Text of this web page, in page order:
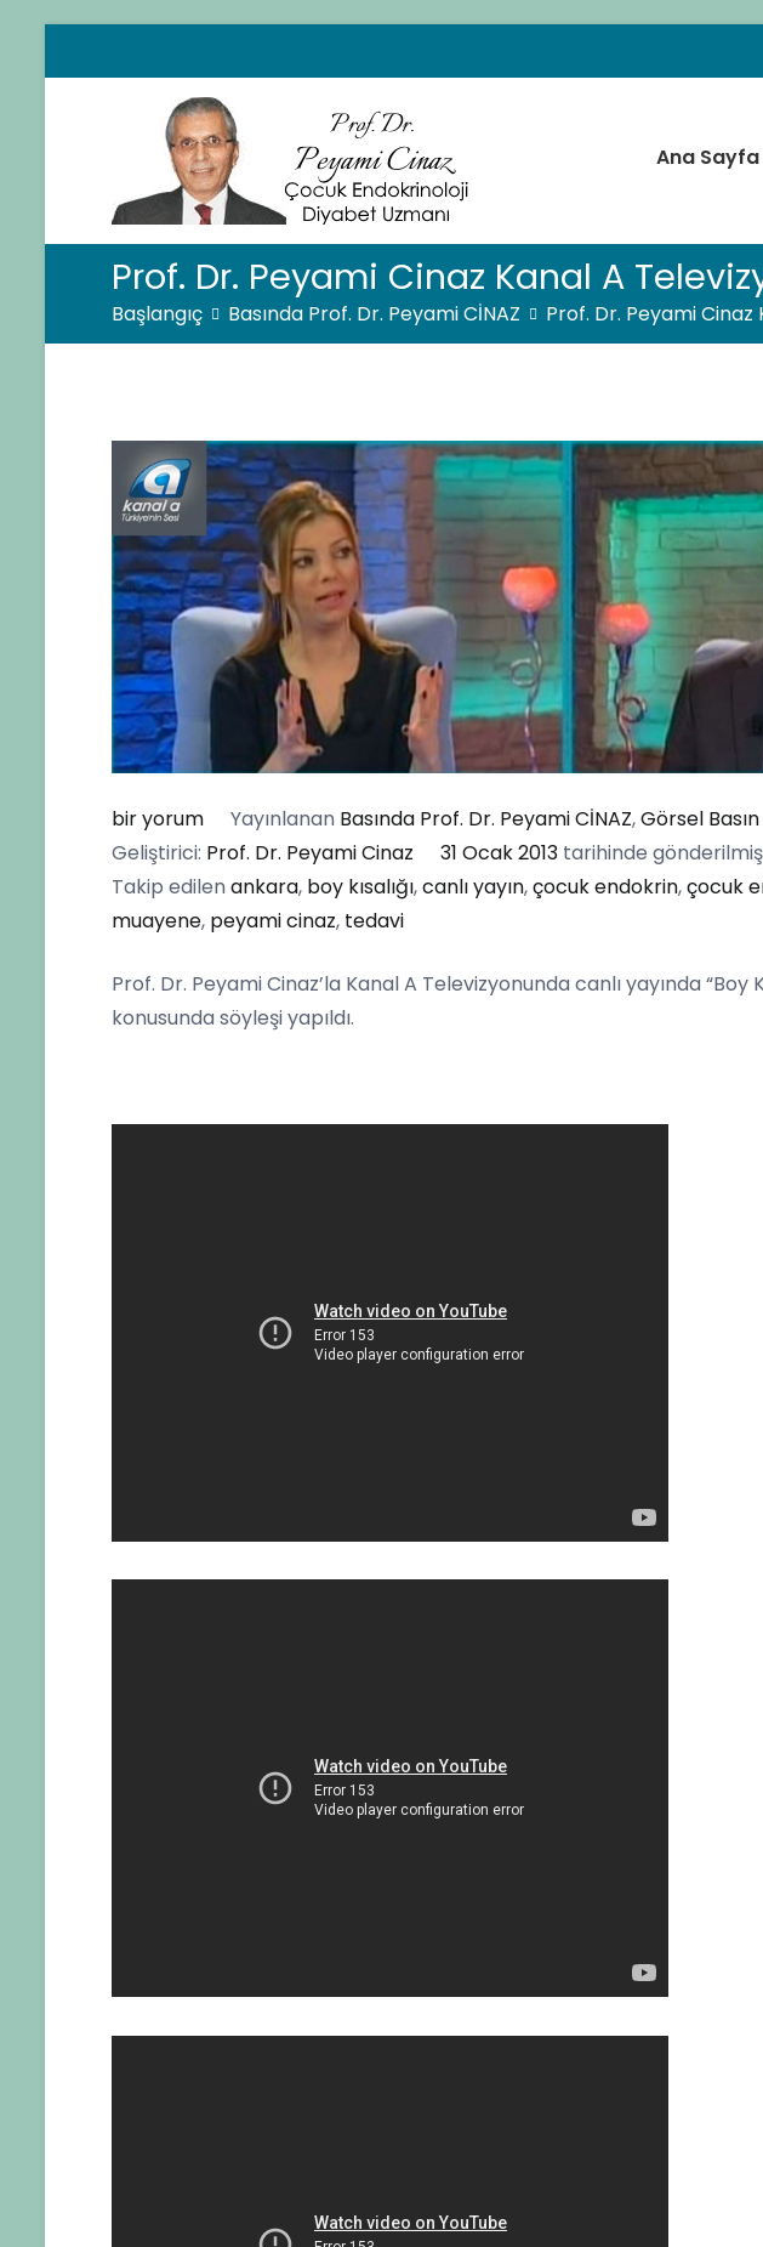
geç
Prof. Dr. Peyami CİNAZ
Çocuk Endokrinolojisi ve
Ana Sayfa
Prof. Dr. Peyami Cinaz Kanal A
Başlangıç Basında Prof. Dr. Peyami CİNAZ Prof. Dr. Peyami Cinaz
Prof.
Dr.
Peyami
Cinaz
A
Televizyonunda
Anlattı
bir yorum Yayınlanan Basında Prof. Dr. Peyami CİNAZ,Görsel Basın
Geliştirici: Prof. Dr. Peyami Cinaz 31 Ocak 2013tarihinde gönderilmiş
Takip edilenankara, boy kısalığı,canlı yayın,çocuk endokrin,çocuk
muayene, peyami cinaz, tedavi
Prof. Dr. Peyami Cinaz’la Kanal A Televizyonunda canlı yayında “Boy
konusunda söyleşi yapıldı.